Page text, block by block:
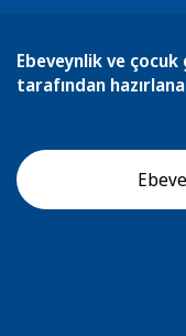
Ebeveynlik ve
tarafından